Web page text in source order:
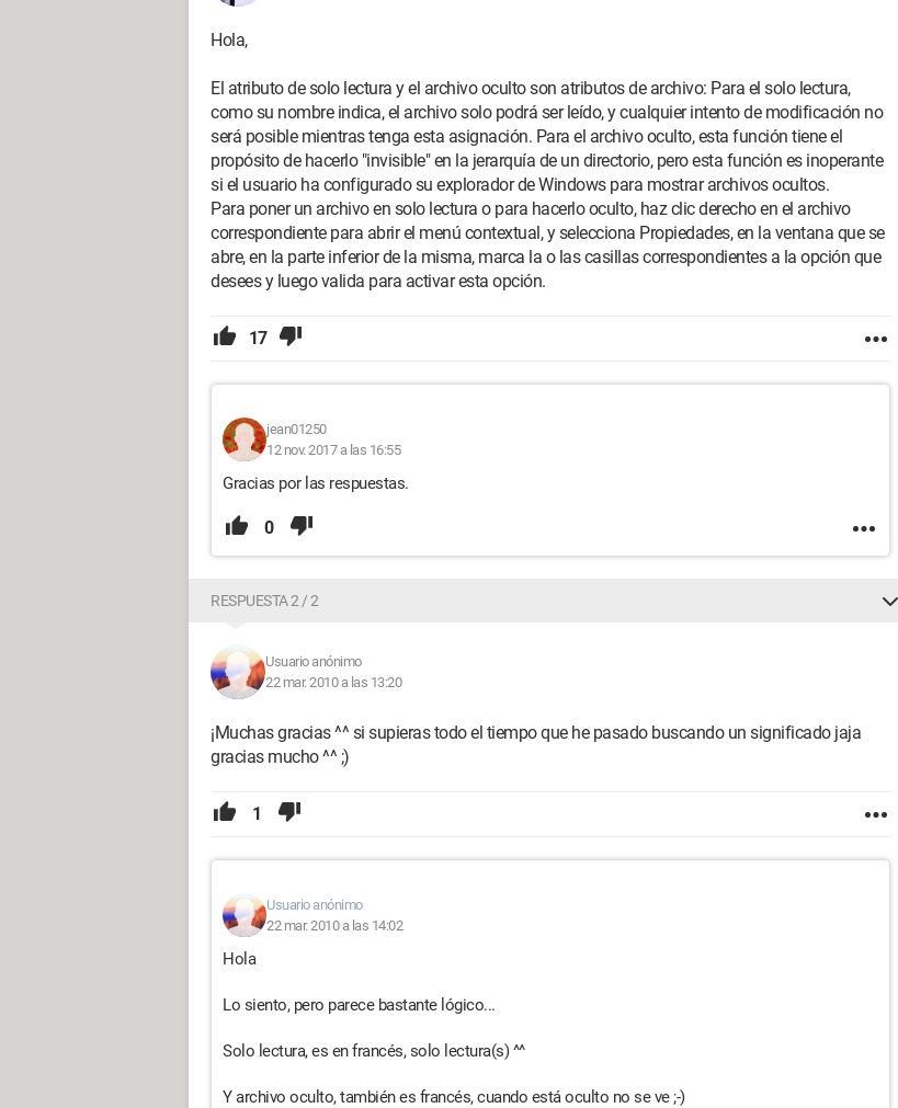
Hola,
El atributo de solo lectura y el archivo oculto son atributos de archivo: Para el solo lectura,
como su nombre indica, el archivo solo podrá ser leído, y cualquier intento de modificación no
será posible mientras tenga esta asignación. Para el archivo oculto, esta función tiene el
propósito de hacerlo "invisible" en la jerarquía de un directorio, pero esta función es inoperante
si el usuario ha configurado su explorador de Windows para mostrar archivos ocultos.
Para poner un archivo en solo lectura o para hacerlo oculto, haz clic derecho en el archivo
correspondiente para abrir el menú contextual, y selecciona Propiedades, en la ventana que se
abre, en la parte inferior de la misma, marca la o las casillas correspondientes a la opción que
desees y luego valida para activar esta opción.
17
jean01250
12 nov. 2017 a las 16:55
Gracias por las respuestas.
0
RESPUESTA 2 / 2
Usuario anónimo
22 mar. 2010 a las 13:20
¡Muchas gracias ^^ si supieras todo el tiempo que he pasado buscando un significado jaja
gracias mucho ^^ ;)
1
Usuario anónimo
22 mar. 2010 a las 14:02
Hola
Lo siento, pero parece bastante lógico...
Solo lectura, es en francés, solo lectura(s) ^^
Y archivo oculto, también es francés, cuando está oculto no se ve ;-)